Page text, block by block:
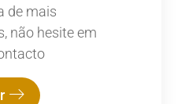
de mais
não hesite em